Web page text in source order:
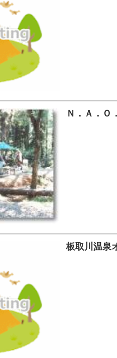
Ｎ．Ａ．Ｏ
板取川温泉